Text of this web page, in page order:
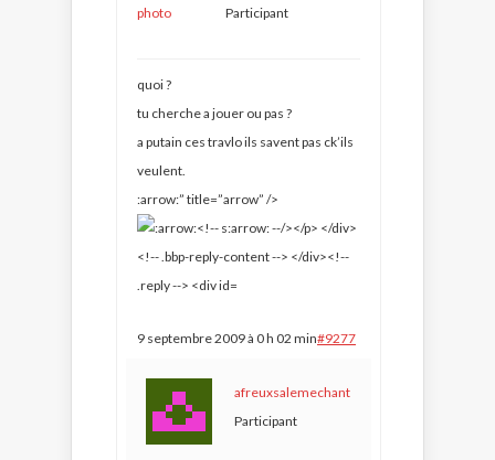
Participant
quoi ?
tu cherche a jouer ou pas ?
a putain ces travlo ils savent pas ck’ils
veulent.
:arrow:” title=”arrow” />
9 septembre 2009 à 0 h 02 min#9277
afreuxsalemechant
Participant